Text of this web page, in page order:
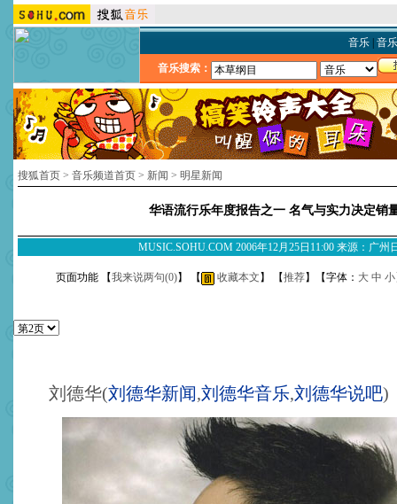
音乐| 音
音乐搜索：
搜狐首页 > 音乐频道首页 > 新闻 > 明星新闻
华语流行乐年度报告之一 名气与实力决定销
MUSIC.SOHU.COM 2006年12月25日11:00 来源：广州
页面功能 【我来说两句(0)】 【 收藏本文 】 【推荐】【字体： 大 中 小
刘德华(刘德华新闻,刘德华音乐,刘德华说吧)